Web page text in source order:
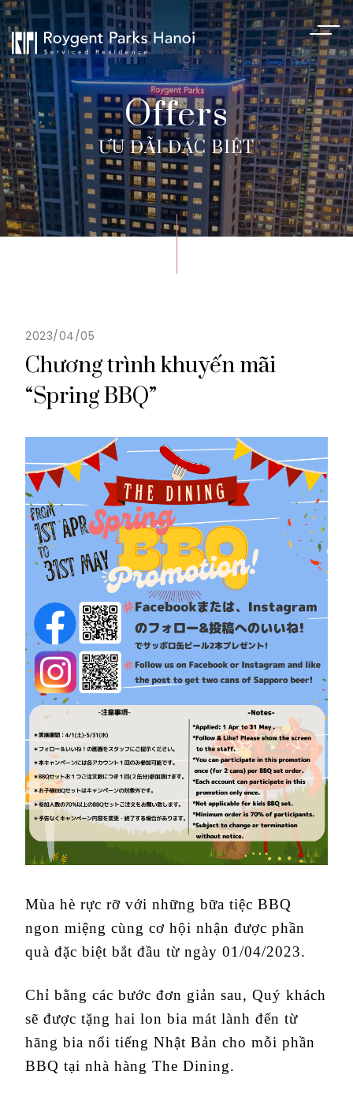
Offers
ƯU ĐÃI ĐẶC BIỆT
2023/04/05
Chương trình khuyến mãi
“Spring BBQ”
Mùa hè rực rỡ với những bữa tiệc BBQ
ngon miệng cùng cơ hội nhận được phần
quà đặc biệt bắt đầu từ ngày 01/04/2023.
Chỉ bằng các bước đơn giản sau, Quý khách
sẽ được tặng hai lon bia mát lành đến từ
hãng bia nổi tiếng Nhật Bản cho mỗi phần
BBQ tại nhà hàng The Dining.